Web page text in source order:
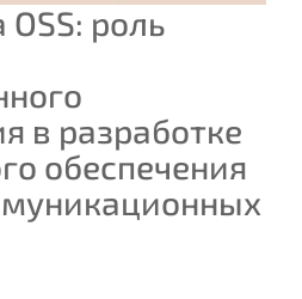
роль
в разработке
обеспечения